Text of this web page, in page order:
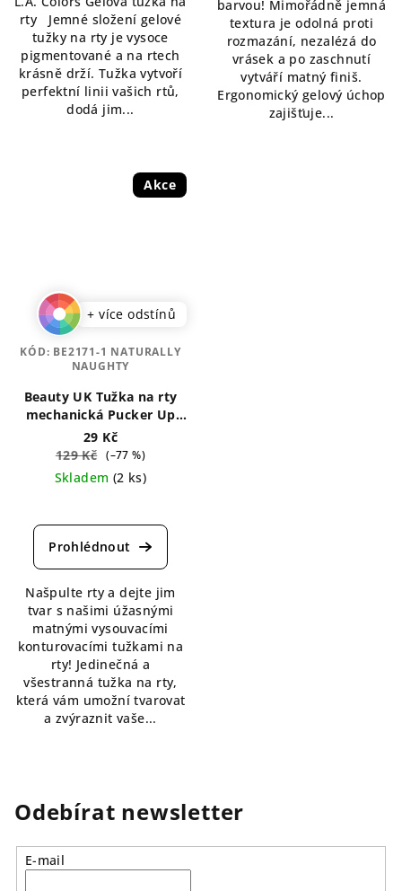
z
5
hvězdiček.
rty Jemné složení gelové
tužky na rty je vysoce
pigmentované a na rtech
krásně drží. Tužka vytvoří
perfektní linii vašich rtů,
dodá jim...
5
hvězdiček.
barvou! Mimořádně jemná
textura je odolná proti
rozmazání, nezalézá do
vrásek a po zaschnutí
vytváří matný finiš.
Ergonomický gelový úchop
zajišťuje...
Akce
+ více odstínů
Beauty UK Tužka na rty
mechanická Pucker Up
0,2 g
29 Kč
129 Kč (–77 %)
Skladem (2 ks)
hodnocení
produktu
z
5
hvězdiček.
Našpulte rty a dejte jim
tvar s našimi úžasnými
matnými vysouvacími
konturovacími tužkami na
rty! Jedinečná a
všestranná tužka na rty,
která vám umožní tvarovat
a zvýraznit vaše...
KÓD: BE2171-1 NATURALLY
NAUGHTY
Odebírat newsletter
E-mail